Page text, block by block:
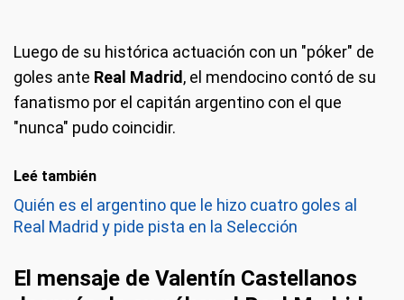
Luego de su histórica actuación con un "póker" de
goles ante Real Madrid, el mendocino contó de su
fanatismo por el capitán argentino con el que
"nunca" pudo coincidir.
Leé también
Quién es el argentino que le hizo cuatro goles al
Real Madrid y pide pista en la Selección
El mensaje de Valentín Castellanos